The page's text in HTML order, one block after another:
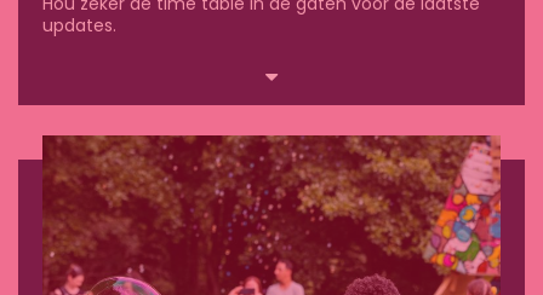
updates.
Lees
meer